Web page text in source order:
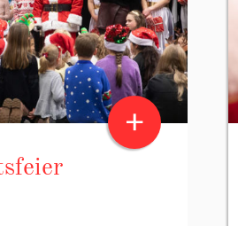
+